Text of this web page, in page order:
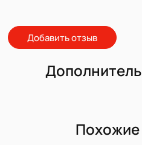
Добавить отзыв